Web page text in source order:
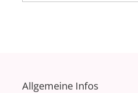
Allgemeine Infos